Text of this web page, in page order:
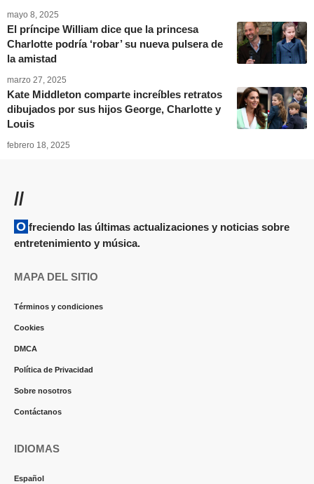
mayo 8, 2025
El príncipe William dice que la princesa
Charlotte podría ‘robar’ su nueva pulsera de
la amistad
marzo 27, 2025
Kate Middleton comparte increíbles retratos
dibujados por sus hijos George, Charlotte y
Louis
febrero 18, 2025
//
Ofreciendo las últimas actualizaciones y noticias sobre
entretenimiento y música.
MAPA DEL SITIO
Términos y condiciones
Cookies
DMCA
Política de Privacidad
Sobre nosotros
Contáctanos
IDIOMAS
Español